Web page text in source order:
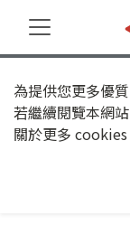
為提供您更多優
若繼續閱覽本網
關於更多